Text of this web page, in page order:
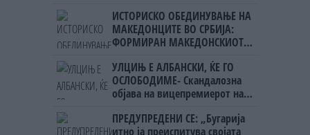
ИСТОРИСКО ОБЕДИНУВАЊЕ НА
МАКЕДОНЦИТЕ ВО СРБИЈА:
ФОРМИРАН МАКЕДОНСКИОТ
УЛЦИЊ Е АЛБАНСКИ, ЌЕ ГО
ОСЛОБОДИМЕ- Скандалозна
објава на вицепремиерот на
ПРЕДУПРЕДЕНИ СЕ: „Бугарија
итно ја преиспитува својата